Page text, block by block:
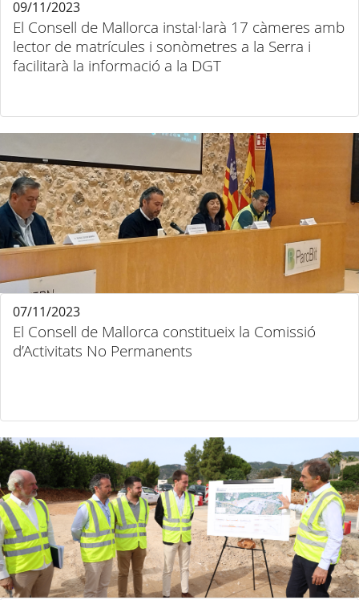
El Consell de Mallorca instal·larà 17 càmeres amb
lector de matrícules i sonòmetres a la Serra i
facilitarà la informació a la DGT
09/11/2023
El Consell de Mallorca constitueix la Comissió
d’Activitats No Permanents
07/11/2023